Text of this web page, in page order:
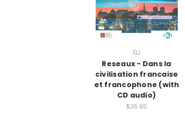
ELI
Reseaux - Dans la
civilisation francaise
et francophone (with
CD audio)
$36.95